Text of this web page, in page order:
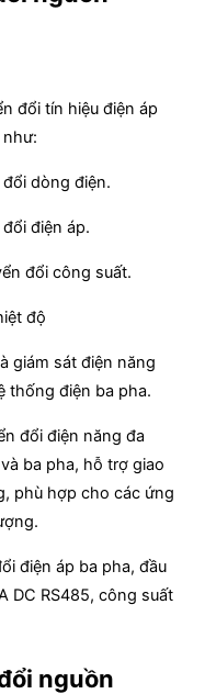
đổi tín hiệu điện áp
dòng điện.
điện áp.
đổi công suất.
độ
giám sát điện năng
thống điện ba pha.
đổi điện năng đa
ba pha, hỗ trợ giao
phù hợp cho các ứng
điện áp ba pha, đầu
DC RS485, công suất
nguồn